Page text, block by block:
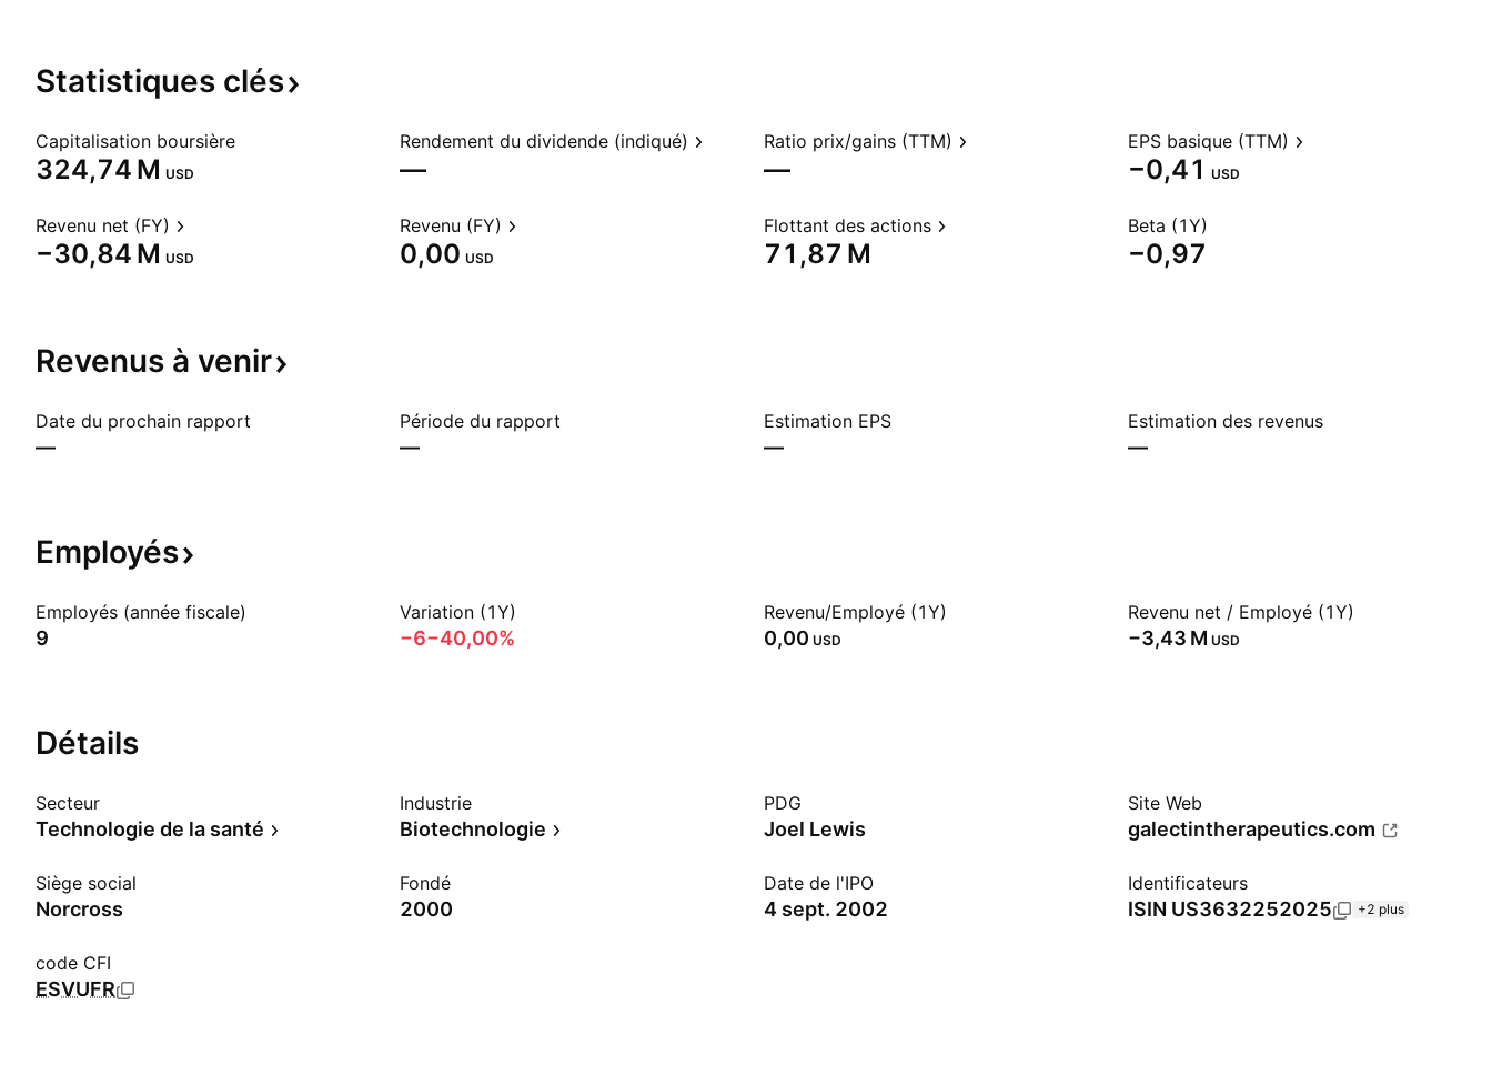
Statistiques clés
Capitalisation boursière
‪324,74 M‬ USD
Rendement du dividende (indiqué)
—
Ratio prix/gains (TTM)
—
EPS basique (TTM)
−0,41 USD
Revenu net (FY)
‪−30,84 M‬ USD
Revenu (FY)
0,00 USD
Flottant des actions
‪71,87 M‬
Beta (1Y)
−0,97
Revenus à venir
Date du prochain rapport
—
Période du rapport
—
Estimation EPS
—
Estimation des revenus
—
Employés
Employés (année fiscale)
9
Variation (1Y)
−6−40,00%
Revenu/Employé (1Y)
0,00 USD
Revenu net / Employé (1Y)
‪−3,43 M‬ USD
Détails
Secteur
Technologie de la santé
Industrie
Biotechnologie
PDG
Joel Lewis
Site Web
galectintherapeutics.com
Siège social
Norcross
Fondé
2000
Date de l'IPO
4 sept. 2002
Identificateurs
ISIN US3632252025 +2 plus
code CFI
ESVUFR